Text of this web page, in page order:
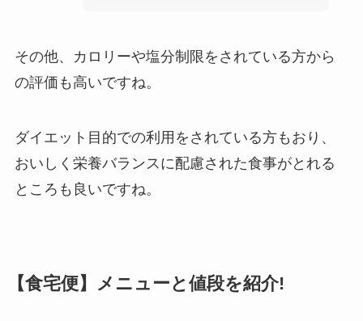
その他、カロリーや塩分制限をされている方から
の評価も高いですね。
ダイエット目的での利用をされている方もおり、
おいしく栄養バランスに配慮された食事がとれる
ところも良いですね。
【食宅便】メニューと値段を紹介!